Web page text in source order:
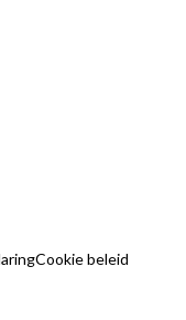
Cookie beleid